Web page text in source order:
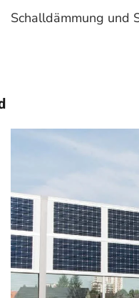
Schalldämmung und